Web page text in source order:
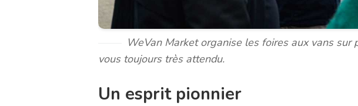
WeVan Market organise les foires aux vans
vous toujours très attendu.
Un esprit pionnier